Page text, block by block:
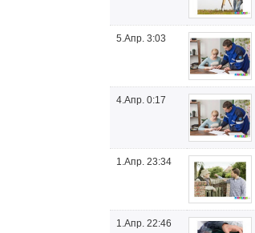
5.Апр. 3:03
4.Апр. 0:17
1.Апр. 23:34
1.Апр. 22:46